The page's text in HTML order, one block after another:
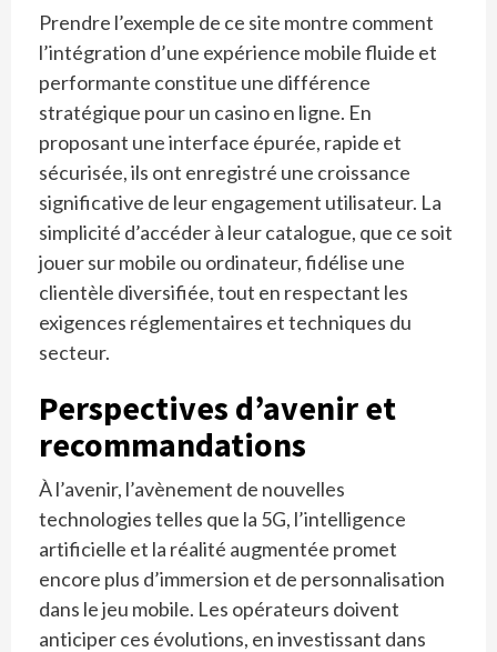
Prendre l’exemple de ce site montre comment
l’intégration d’une expérience mobile fluide et
performante constitue une différence
stratégique pour un casino en ligne. En
proposant une interface épurée, rapide et
sécurisée, ils ont enregistré une croissance
significative de leur engagement utilisateur. La
simplicité d’accéder à leur catalogue, que ce soit
jouer sur mobile ou ordinateur, fidélise une
clientèle diversifiée, tout en respectant les
exigences réglementaires et techniques du
secteur.
Perspectives d’avenir et
recommandations
À l’avenir, l’avènement de nouvelles
technologies telles que la 5G, l’intelligence
artificielle et la réalité augmentée promet
encore plus d’immersion et de personnalisation
dans le jeu mobile. Les opérateurs doivent
anticiper ces évolutions, en investissant dans